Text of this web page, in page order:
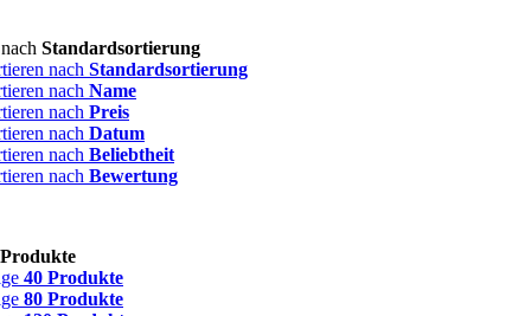
Standardsortierung
nach Standardsortierung
nach Name
nach Preis
nach Datum
nach Beliebtheit
nach Bewertung
40 Produkte
80 Produkte